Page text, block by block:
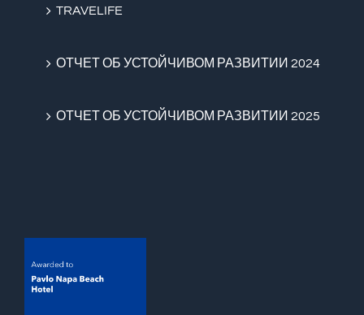
TRAVELIFE
ОТЧЕТ ОБ УСТОЙЧИВОМ РАЗВИТИИ 2024
ОТЧЕТ ОБ УСТОЙЧИВОМ РАЗВИТИИ 2025